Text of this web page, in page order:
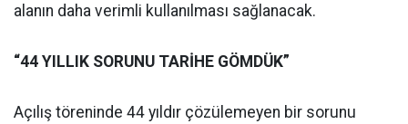
alanın daha verimli kullanılması sağlanacak.
“44 YILLIK SORUNU TARİHE GÖMDÜK”
Açılış töreninde 44 yıldır çözülemeyen bir sorunu